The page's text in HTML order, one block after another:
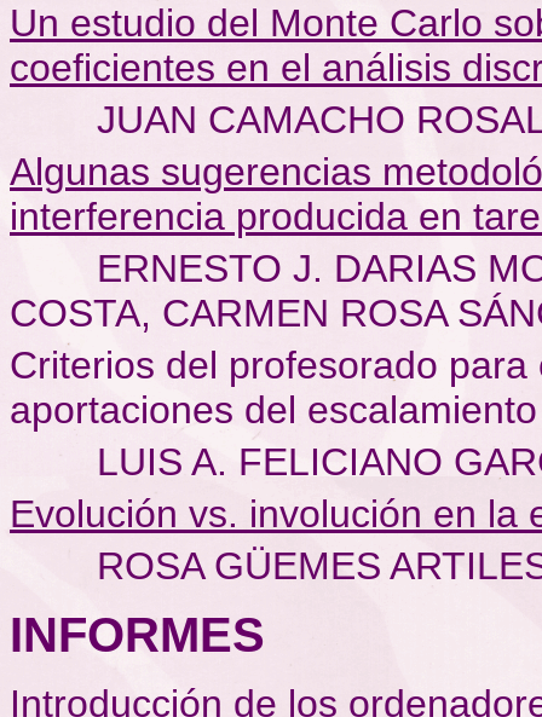
Un estudio del Monte Carlo
coeficientes en el análisis
JUAN CAMACHO
Algunas sugerencias
interferencia producida en
ERNESTO J. DARIAS
COSTA, CARMEN ROSA
Criterios del profesorado
aportaciones del
LUIS A. FELICIANO
Evolución vs. involución en la
ROSA GÜEMES
INFORMES
Introducción de los